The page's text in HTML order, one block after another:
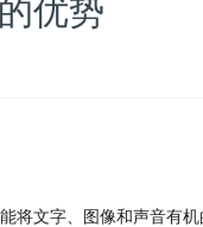
优势
将文字、图像和声音有